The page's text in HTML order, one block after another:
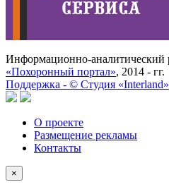
Информационно-аналитический
«Похоронный портал», 2014 - гг.
Поддержка - © Cтудия «Interland»
О проекте
Размещение рекламы
Контакты
×